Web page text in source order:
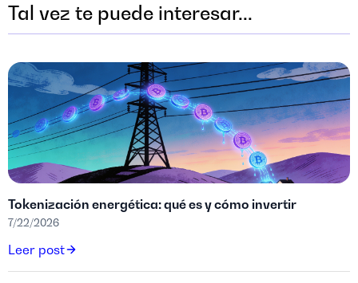
Tal vez te puede interesar...
Tokenización energética: qué es y cómo invertir
7/22/2026
Leer post